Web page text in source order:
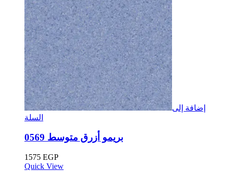
إضافة إلى
السلة
بريمو أزرق متوسط ​​0569
1575 EGP
Quick View